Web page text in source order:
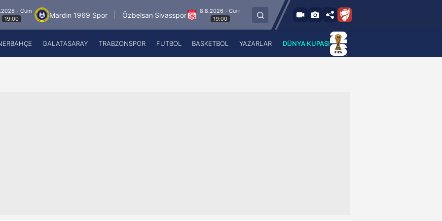
Mardin 1969 Spor Özbelsan Sivasspor
8.8.2026 - Cum
19:00
Esenler Erokspor Hesap.com Antalyaspor
A Haber Radyo
GALATASARAY TRABZONSPOR FUTBOL BASKETBOL YAZARLAR DÜNYA KUPASI